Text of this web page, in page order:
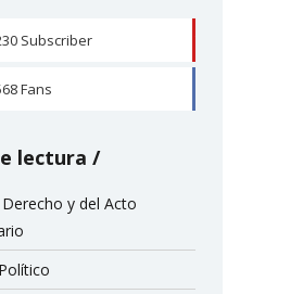
Subscriber
Fans
lectura
y del Acto